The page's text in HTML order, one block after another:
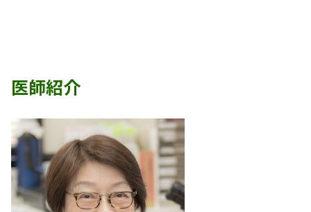
笑輪会（クラブ活動）
厚生労働大臣の定める掲示事項
医師紹介